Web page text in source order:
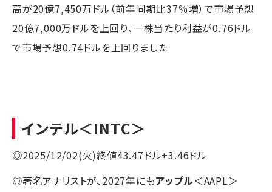
高が20億7,450万ドル（前年同期比37％増）で市場予想
20億7,000万ドルを上回り、一株当たり利益が0.76ドル
で市場予想0.74ドルを上回りました
インテル＜INTC＞
◎2025/12/02(火)終値43.47ドル+3.46ドル
◎著名アナリストが、2027年にもアップル＜AAPL＞